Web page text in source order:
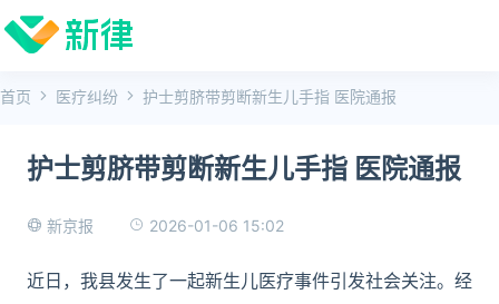
首页 医疗纠纷 护士剪脐带剪断新生儿手指 医院通报
护士剪脐带剪断新生儿手指 医院通报
新京报 2026-01-06 15:02
近日，我县发生了一起新生儿医疗事件引发社会关注。经